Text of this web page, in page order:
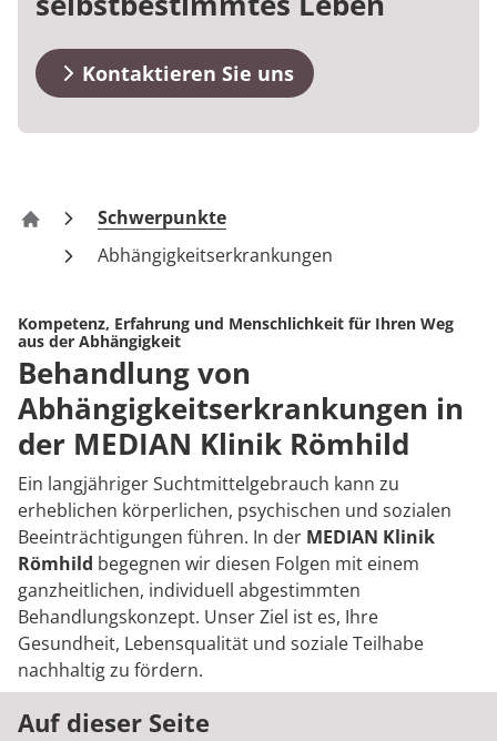
Blog
Downloads
Kontakt
Kosten & Kostenträger
Zuzahlung & Befreiung
Kinder-und Jugendreha
Gastroenterologie
Gynäkologie
Long Covid
Onkologie
Pneumologie
Rheumatologie
Prävention
Nachsorge
Qualität & Expertise
Energiepolitik
Publikationsdatenbank
Ihr Weg zu MEDIAN
Kosten & Kostenträger
Zuzahlung & Befreiung
Über MEDIAN
Kooperationen
Presse
Blog
Karriere
Kontaktieren Sie uns
Klinik Römhild
Schwerpunkte
Abhängigkeitserkrankungen
Kompetenz, Erfahrung und Menschlichkeit für Ihren Weg
aus der Abhängigkeit
Behandlung von
Abhängigkeitserkrankungen in
der MEDIAN Klinik Römhild
Ein langjähriger Suchtmittelgebrauch kann zu
erheblichen körperlichen, psychischen und sozialen
Beeinträchtigungen führen. In der MEDIAN Klinik
Römhild begegnen wir diesen Folgen mit einem
ganzheitlichen, individuell abgestimmten
Behandlungskonzept. Unser Ziel ist es, Ihre
Gesundheit, Lebensqualität und soziale Teilhabe
nachhaltig zu fördern.
Auf dieser Seite